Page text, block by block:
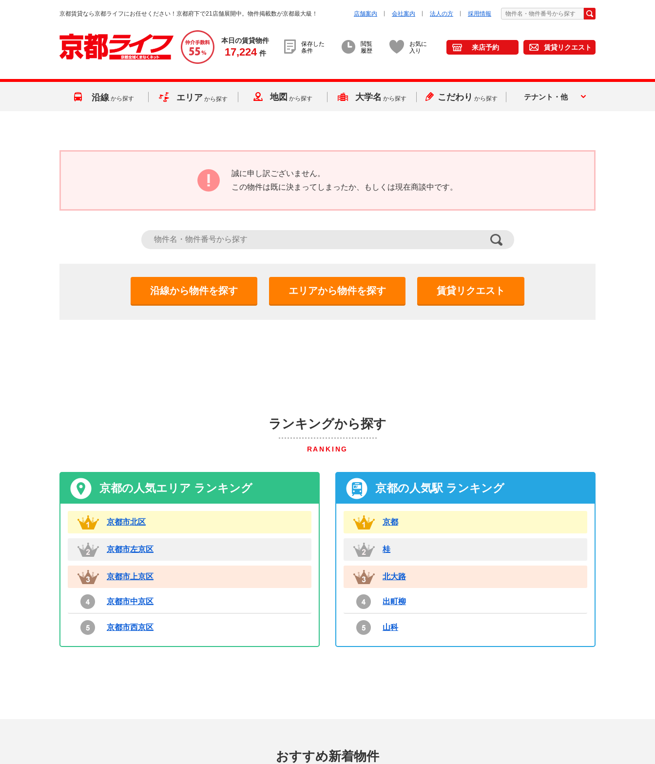
京都賃貸なら京都ライフにお任せください！京都府下で21店舗展開中。物件掲載数が京都最大級！ 店舗案内 会社案内 法人の方 採用情報
本日の賃貸物件
17,224 件
保存した
条件
閲覧
履歴
お気に
入り
来店予約 賃貸リクエスト
沿線 から探す エリア から探す 地図 から探す 大学名 から探す こだわり から探す テナント・他
誠に申し訳ございません。
この物件は既に決まってしまったか、もしくは現在商談中です。
沿線から物件を探す エリアから物件を探す 賃貸リクエスト
ランキングから探す
RANKING
京都の人気エリア ランキング
京都市北区
京都市左京区
京都市上京区
京都市中京区
京都市西京区
京都の人気駅 ランキング
京都
桂
北大路
出町柳
山科
おすすめ新着物件